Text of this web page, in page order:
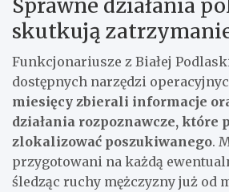
Sprawne działania
skutkują
Funkcjonariusze z Białej
dostępnych narzędzi
miesięcy zbierali informacje
działania rozpoznawcze, które
zlokalizować poszukiwanego.
przygotowani na każdą
śledząc ruchy mężczyzny już od